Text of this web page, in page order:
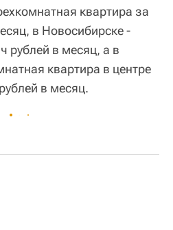
квартира за
в Новосибирске -
рублей в месяц, а в
квартира в центре
в месяц.